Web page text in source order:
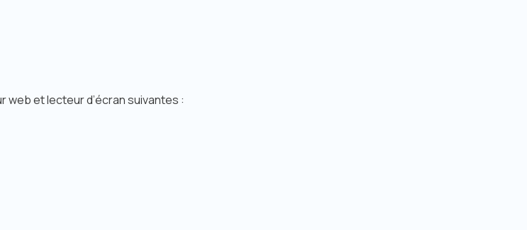
et lecteur d’écran suivantes :